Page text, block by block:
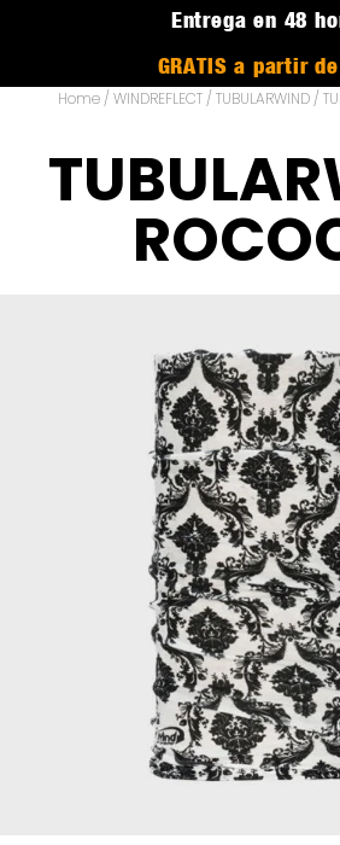
Entrega en 48
GRATIS a partir
Home/ WINDREFLECT/ TUBULARWIND/